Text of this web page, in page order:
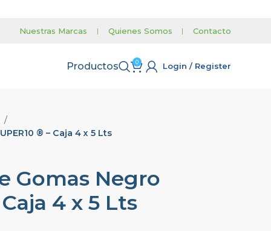
Nuestras Marcas | Quienes Somos | Contacto
Productos 0 Login / Register
® – Caja 4 x 5 Lts
Gomas Negro
4 x 5 Lts